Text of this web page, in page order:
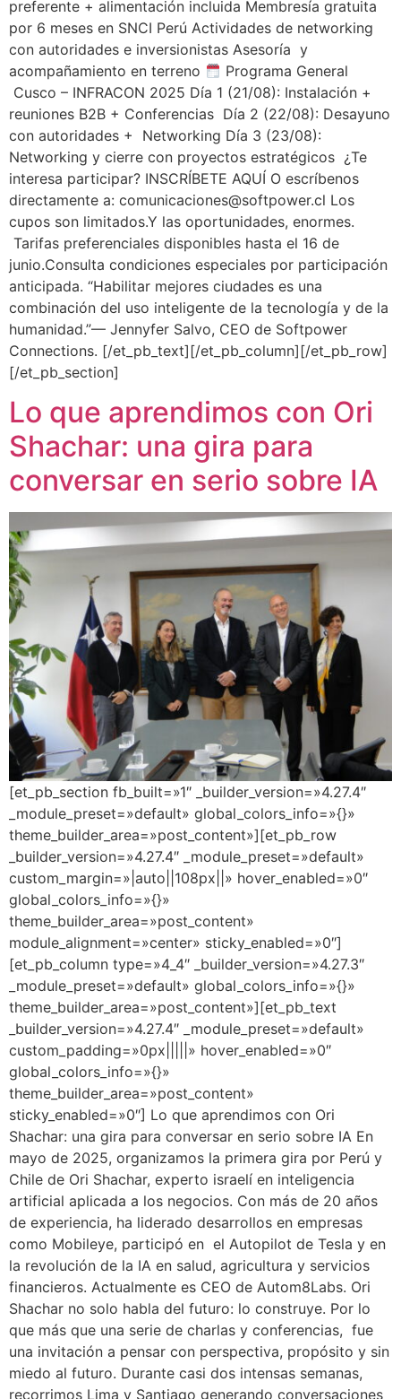
preferente + alimentación incluida Membresía gratuita
por 6 meses en SNCI Perú Actividades de networking
con autoridades e inversionistas Asesoría y
acompañamiento en terreno
Programa General
Cusco – INFRACON 2025 Día 1 (21/08): Instalación +
reuniones B2B + Conferencias Día 2 (22/08): Desayuno
con autoridades + Networking Día 3 (23/08):
Networking y cierre con proyectos estratégicos ¿Te
interesa participar? INSCRÍBETE AQUÍ O escríbenos
directamente a: comunicaciones@softpower.cl Los
cupos son limitados.Y las oportunidades, enormes.
Tarifas preferenciales disponibles hasta el 16 de
junio.Consulta condiciones especiales por participación
anticipada. “Habilitar mejores ciudades es una
combinación del uso inteligente de la tecnología y de la
humanidad.”— Jennyfer Salvo, CEO de Softpower
Connections. [/et_pb_text][/et_pb_column][/et_pb_row]
[/et_pb_section]
Lo que aprendimos con Ori
Shachar: una gira para
conversar en serio sobre IA
[et_pb_section fb_built=»1″ _builder_version=»4.27.4″
_module_preset=»default» global_colors_info=»{}»
theme_builder_area=»post_content»][et_pb_row
_builder_version=»4.27.4″ _module_preset=»default»
custom_margin=»|auto||108px||» hover_enabled=»0″
global_colors_info=»{}»
theme_builder_area=»post_content»
module_alignment=»center» sticky_enabled=»0″]
[et_pb_column type=»4_4″ _builder_version=»4.27.3″
_module_preset=»default» global_colors_info=»{}»
theme_builder_area=»post_content»][et_pb_text
_builder_version=»4.27.4″ _module_preset=»default»
custom_padding=»0px|||||» hover_enabled=»0″
global_colors_info=»{}»
theme_builder_area=»post_content»
sticky_enabled=»0″] Lo que aprendimos con Ori
Shachar: una gira para conversar en serio sobre IA En
mayo de 2025, organizamos la primera gira por Perú y
Chile de Ori Shachar, experto israelí en inteligencia
artificial aplicada a los negocios. Con más de 20 años
de experiencia, ha liderado desarrollos en empresas
como Mobileye, participó en el Autopilot de Tesla y en
la revolución de la IA en salud, agricultura y servicios
financieros. Actualmente es CEO de Autom8Labs. Ori
Shachar no solo habla del futuro: lo construye. Por lo
que más que una serie de charlas y conferencias, fue
una invitación a pensar con perspectiva, propósito y sin
miedo al futuro. Durante casi dos intensas semanas,
recorrimos Lima y Santiago generando conversaciones